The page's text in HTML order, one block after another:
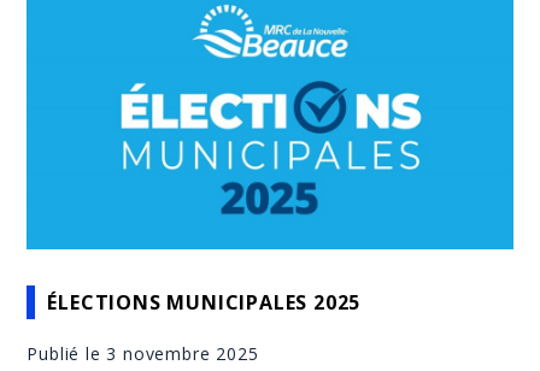
ÉLECTIONS MUNICIPALES 2025
Publié le 3 novembre 2025